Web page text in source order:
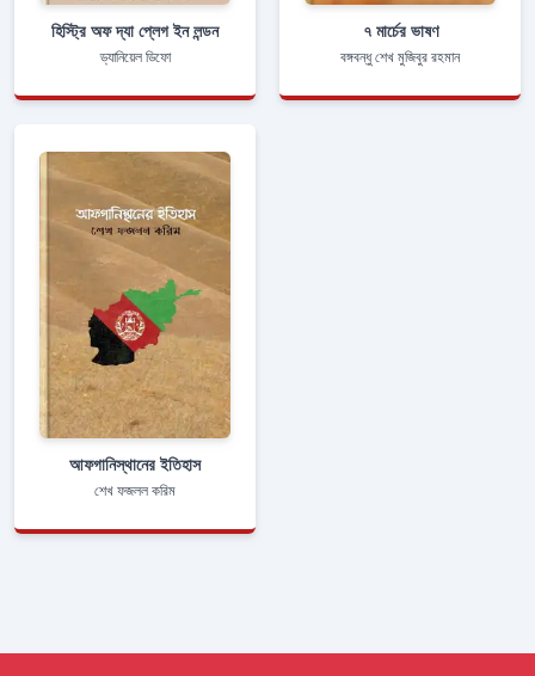
হিস্ট্রি অফ দ্যা প্লেগ ইন লন্ডন
ড্যানিয়েল ডিফো
৭ মার্চের ভাষণ
বঙ্গবন্ধু শেখ মুজিবুর রহমান
আফগানিস্থানের ইতিহাস
শেখ ফজলল করিম